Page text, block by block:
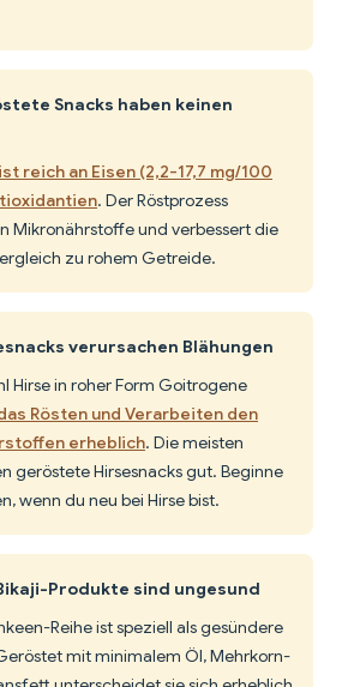
Snacks haben keinen
reich an Eisen (2,2-17,7 mg/100
. Der Röstprozess
Mikronährstoffe und verbessert die
zu rohem Getreide.
verursachen Blähungen
Hirse in roher Form Goitrogene
Rösten und Verarbeiten den
erheblich. Die meisten
geröstete Hirsesnacks gut. Beginne
wenn du neu bei Hirse bist.
Bikaji-Produkte sind ungesund
Reihe ist speziell als gesündere
mit minimalem Öl, Mehrkorn-